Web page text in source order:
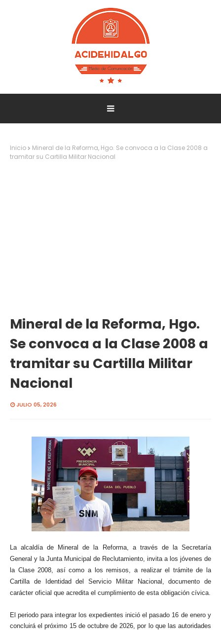
Inicio
Mineral de la Reforma, Hgo. Se convoca a la Clase 2008 a
tramitar su Cartilla Militar Nacional
Mineral de la Reforma, Hgo.
Se convoca a la Clase 2008 a
tramitar su Cartilla Militar
Nacional
JULIO 05, 2026
La alcaldía de Mineral de la Reforma, a través de la Secretaría
General y la Junta Municipal de Reclutamiento, invita a los jóvenes de
la Clase 2008, así como a los remisos, a realizar el trámite de la
Cartilla de Identidad del Servicio Militar Nacional, documento de
carácter oficial que acredita el cumplimiento de esta obligación cívica.
El periodo para integrar los expedientes inició el pasado 16 de enero y
concluirá el próximo 15 de octubre de 2026, por lo que las autoridades